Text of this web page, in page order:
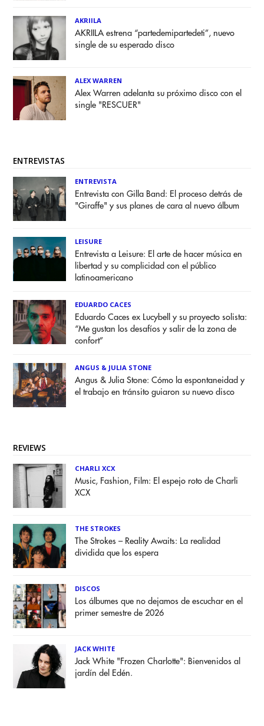
AKRIILA
AKRIILA estrena “partedemipartedeti”, nuevo
single de su esperado disco
ALEX WARREN
Alex Warren adelanta su próximo disco con el
single "RESCUER"
ENTREVISTAS
ENTREVISTA
Entrevista con Gilla Band: El proceso detrás de
"Giraffe" y sus planes de cara al nuevo álbum
LEISURE
Entrevista a Leisure: El arte de hacer música en
libertad y su complicidad con el público
latinoamericano
EDUARDO CACES
Eduardo Caces ex Lucybell y su proyecto solista:
“Me gustan los desafíos y salir de la zona de
confort”
ANGUS & JULIA STONE
Angus & Julia Stone: Cómo la espontaneidad y
el trabajo en tránsito guiaron su nuevo disco
REVIEWS
CHARLI XCX
Music, Fashion, Film: El espejo roto de Charli
XCX
THE STROKES
The Strokes – Reality Awaits: La realidad
dividida que los espera
DISCOS
Los álbumes que no dejamos de escuchar en el
primer semestre de 2026
JACK WHITE
Jack White "Frozen Charlotte": Bienvenidos al
jardín del Edén.